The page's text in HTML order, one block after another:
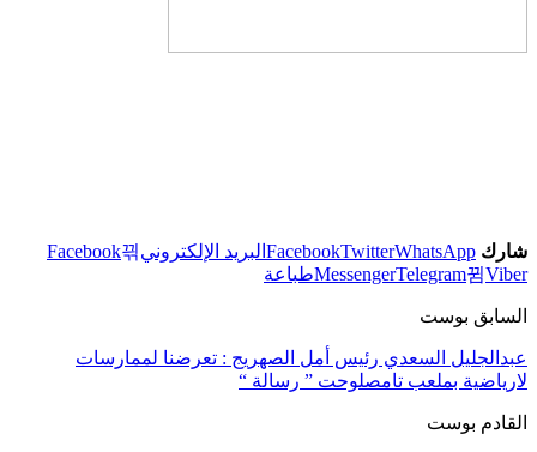
شارك FacebookTwitterWhatsApp البريد الإلكتروني
Facebook
MessengerTelegram Viber طباعة
السابق بوست
عبدالجليل السعدي رئيس أمل الصهريج : تعرضنا لممارسات
لارياضية بملعب تامصلوحت ” رسالة “
القادم بوست